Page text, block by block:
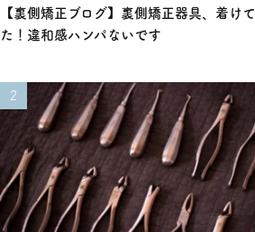
【裏側矯正ブログ】裏側矯正器具、着け
た！違和感ハンパないです